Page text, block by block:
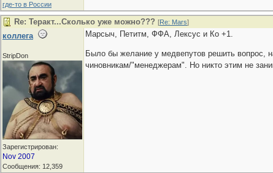
где-то в России
Re: Теракт...Сколько уже можно??? [Re: Mars]
коллега
StripDon
Зарегистрирован:
Nov 2007
Сообщения: 12,359
Марсыч, Петитм, ФФА, Лексус и Ко +1.
Было бы желание у медвепутов решить вопрос,
чиновникам/"менеджерам". Но никто этим не